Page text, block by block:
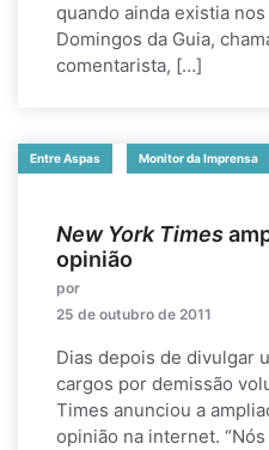
quando ainda existia
Domingos da Guia,
comentarista, […]
Entre Aspas Monitor da Imprensa
New York Times
opinião
por
25 de outubro de 2011
Dias depois de divulgar
cargos por demissão
Times anunciou a
opinião na internet.